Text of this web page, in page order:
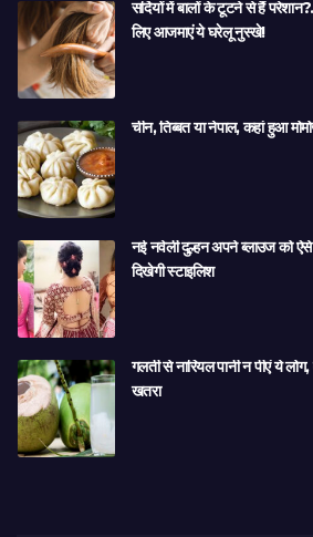
सर्दियों में बालों के टूटने से हैं
लिए आजमाएं ये घरेलू नुस्खे!
चीन, तिब्बत या नेपाल, कहां हुआ
नई नवेली दुल्हन अपने ब्लाउज को ऐसे
दिखेगी स्टाइलिश
गलती से नारियल पानी न पीएं ये
खतरा